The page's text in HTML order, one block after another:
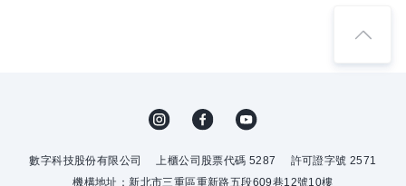
數字科技股份有限公司 上櫃公司股票代碼 5287
許可證字號 2571
機構地址：新北市三重區重新路五段609巷12號10樓